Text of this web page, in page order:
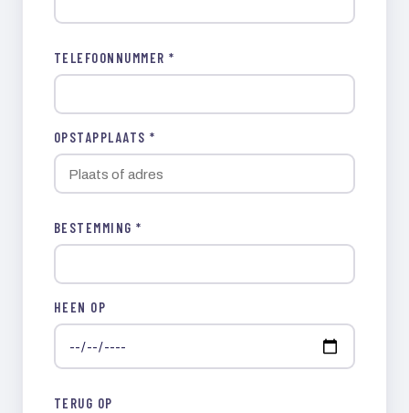
TELEFOONNUMMER *
OPSTAPPLAATS *
BESTEMMING *
HEEN OP
TERUG OP